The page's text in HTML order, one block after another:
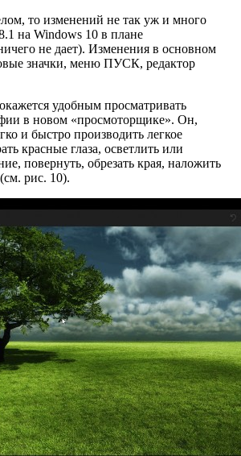
то изменений не так уж и много
на Windows 10 в плане
не дает). Изменения в основном
значки, меню ПУСК, редактор
удобным просматривать
в новом «просмоторщике». Он,
и быстро производить легкое
красные глаза, осветлить или
повернуть, обрезать края, наложить
рис. 10).